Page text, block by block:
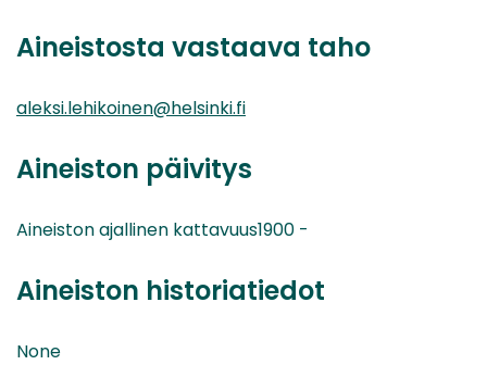
Aineistosta vastaava taho
aleksi.lehikoinen@helsinki.fi
Aineiston päivitys
Aineiston ajallinen kattavuus1900 -
Aineiston historiatiedot
None